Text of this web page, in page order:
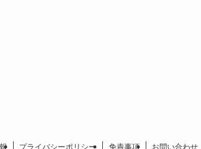
プライバシーポリシー 免責事項 お問い合わせ